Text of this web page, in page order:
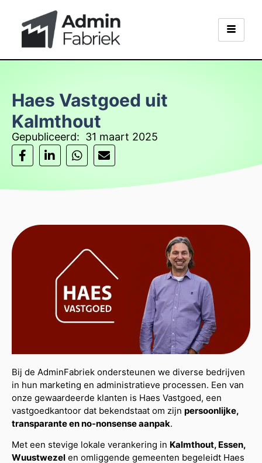
Haes Vastgoed uit
Kalmthout
Gepubliceerd: 31 maart 2025
Bij de AdminFabriek ondersteunen we diverse bedrijven
in hun marketing en administratieve processen. Een van
onze gewaardeerde klanten is Haes Vastgoed, een
vastgoedkantoor dat bekendstaat om zijn persoonlijke,
transparante en no-nonsense aanpak.
Met een stevige lokale verankering in Kalmthout, Essen,
Wuustwezel en omliggende gemeenten begeleidt Haes